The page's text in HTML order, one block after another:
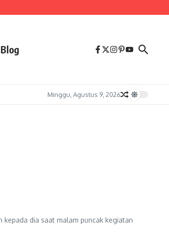
Blog
Minggu, Agustus 9, 2026
dia saat malam puncak kegiatan